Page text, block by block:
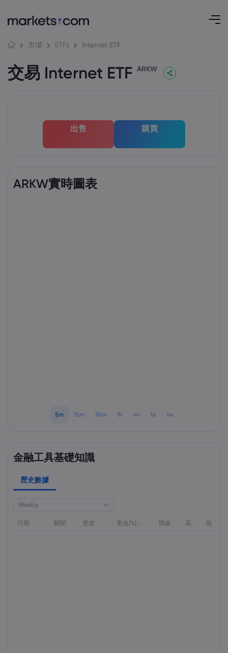
市場 ETFs Internet ETF
交易 Internet ETF ARKW
出售 購買
ARKW實時圖表
5m 15m 30m 1h 4h 1d 1w
金融工具基礎知識
歷史數據
Weekly
日期 關閉 更改 更改(%)： 開倉 高 低